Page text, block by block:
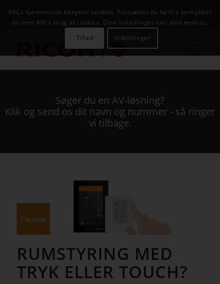
AVC INFOSYSTEM
Søger du en AV-løsning?
Klik og send os dit navn og nummer - så ringer
vi tilbage.
RUMSTYRING MED
TRYK ELLER TOUCH?
AVCs hjemmeside benytter cookies. Fortsætter du herfra samtykker
du med AVCs brug af cookies. Dine indstillinger kan altid ændres.
Tillad
Indstillinger